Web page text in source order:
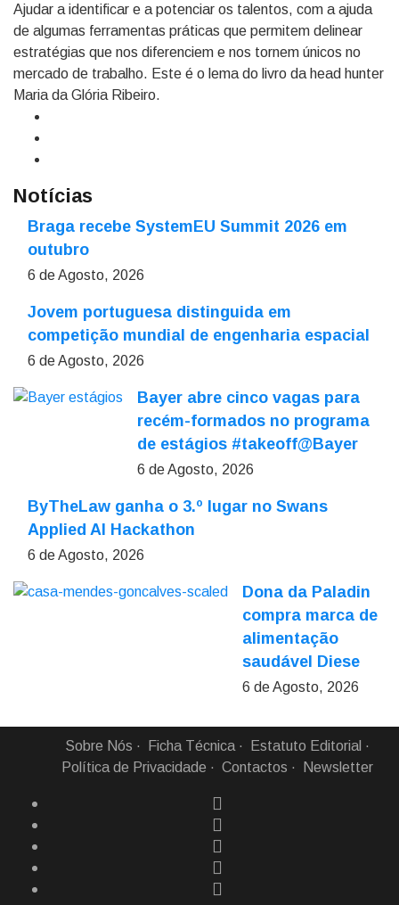
Ajudar a identificar e a potenciar os talentos, com a ajuda
de algumas ferramentas práticas que permitem delinear
estratégias que nos diferenciem e nos tornem únicos no
mercado de trabalho. Este é o lema do livro da head hunter
Maria da Glória Ribeiro.
Notícias
Braga recebe SystemEU Summit 2026 em
outubro
6 de Agosto, 2026
Jovem portuguesa distinguida em
competição mundial de engenharia espacial
6 de Agosto, 2026
Bayer abre cinco vagas para
recém-formados no programa
de estágios #takeoff@Bayer
6 de Agosto, 2026
ByTheLaw ganha o 3.º lugar no Swans
Applied AI Hackathon
6 de Agosto, 2026
Dona da Paladin
compra marca de
alimentação
saudável Diese
6 de Agosto, 2026
Sobre Nós Ficha Técnica
Estatuto Editorial
Política de Privacidade
Contactos Newsletter